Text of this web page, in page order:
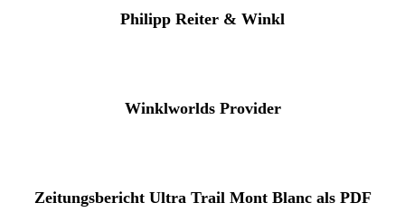
Philipp Reiter & Winkl
Winklworlds Provider
Zeitungsbericht Ultra Trail Mont Blanc als PDF